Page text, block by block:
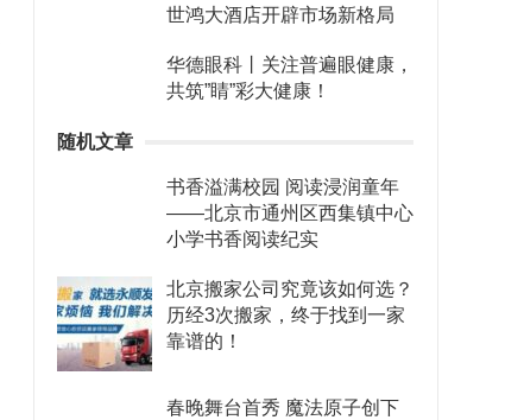
世鸿大酒店开辟市场新格局
华德眼科丨关注普遍眼健康，
共筑”睛”彩大健康！
随机文章
书香溢满校园 阅读浸润童年
——北京市通州区西集镇中心
小学书香阅读纪实
北京搬家公司究竟该如何选？
历经3次搬家，终于找到一家
靠谱的！
春晚舞台首秀 魔法原子创下